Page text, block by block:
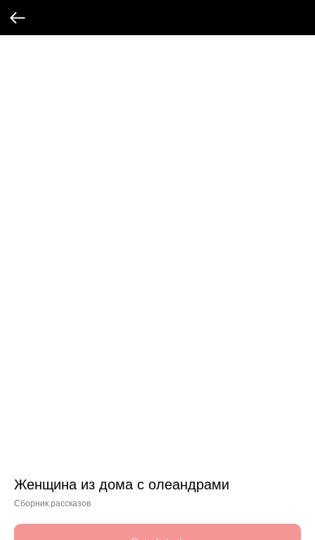
Женщина из дома с олеандрами
Сборник рассказов